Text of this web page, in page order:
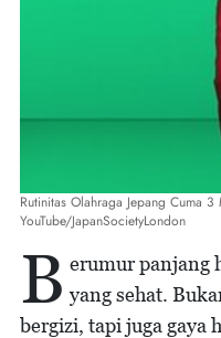
Rutinitas Olahraga Jepang Cuma
YouTube/JapanSocietyLondon
B erumur panjang
yang sehat.
bergizi, tapi juga gaya